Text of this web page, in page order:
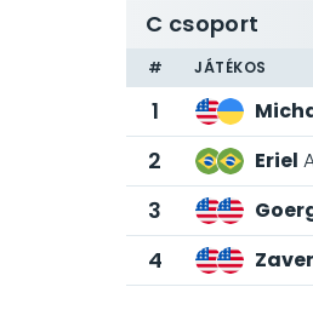
C csoport
# JÁTÉKOS
1
2
Eriel
3
4